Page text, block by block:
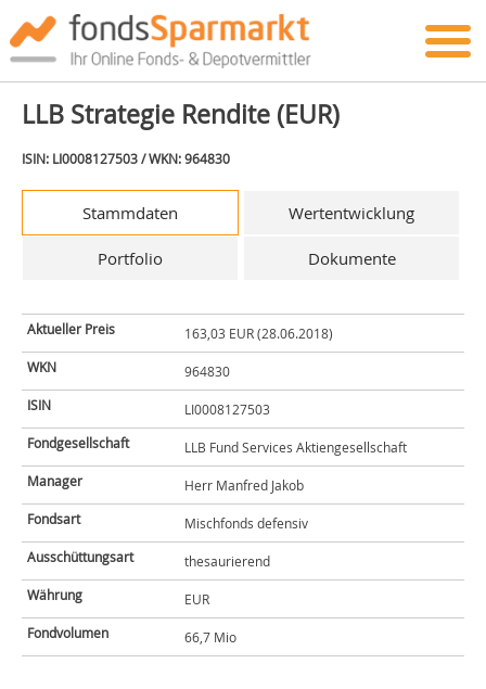
LLB Strategie Rendite (EUR)
ISIN: LI0008127503 / WKN: 964830
Stammdaten Wertentwicklung
Portfolio Dokumente
Aktueller Preis
163,03 EUR (28.06.2018)
WKN
964830
ISIN
LI0008127503
Fondgesellschaft
LLB Fund Services Aktiengesellschaft
Manager
Herr Manfred Jakob
Fondsart
Mischfonds defensiv
Ausschüttungsart
thesaurierend
Währung
EUR
Fondvolumen
66,7 Mio